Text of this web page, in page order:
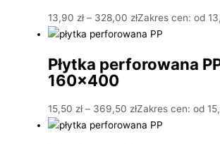
13,90 zł – 328,00 złZakres cen: od
Płytka perforowana
160×400
15,50 zł – 369,50 złZakres cen: od